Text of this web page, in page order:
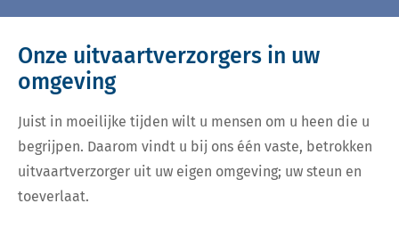
Onze uitvaartverzorgers in uw
omgeving
Juist in moeilijke tijden wilt u mensen om u heen die u
begrijpen. Daarom vindt u bij ons één vaste, betrokken
uitvaartverzorger uit uw eigen omgeving; uw steun en
toeverlaat.